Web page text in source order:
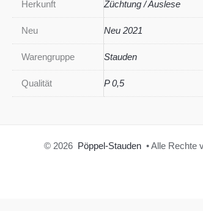
Herkunft Züchtung / Auslese
Neu Neu 2021
Warengruppe Stauden
Qualität P 0,5
© 2026 Pöppel-Stauden • Alle Rechte